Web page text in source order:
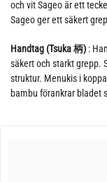
och vit Sageo är ett
Sageo ger ett säkert
Handtag (Tsuka 柄) :
säkert och starkt grepp.
struktur. Menukis i
bambu förankrar bladet